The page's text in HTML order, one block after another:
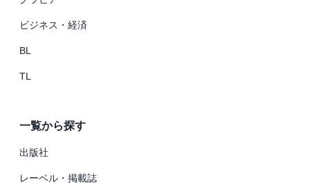
ビジネス・経済
BL
TL
一覧から探す
出版社
レーベル・掲載誌